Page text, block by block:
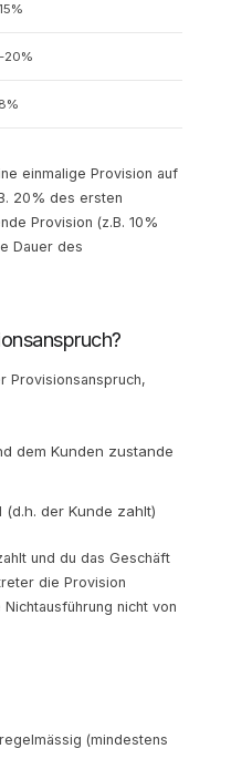
20%
einmalige Provision auf
20% des ersten
Provision (z.B. 10%
Dauer des
Provisionsanspruch,
dem Kunden zustande
der Kunde zahlt)
und du das Geschäft
die Provision
nicht von
(mindestens